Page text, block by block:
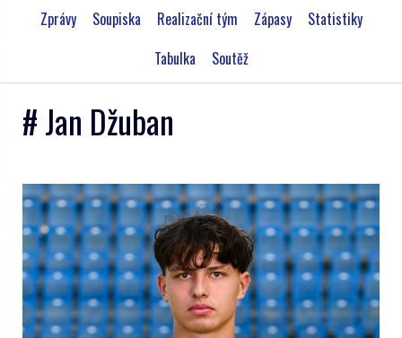
Zprávy Soupiska Realizační tým Zápasy
Statistiky
Tabulka
Soutěž
# Jan Džuban